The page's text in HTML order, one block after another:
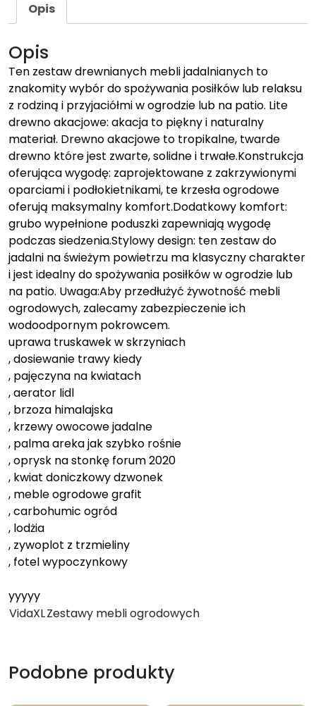
Opis
Opis
Ten zestaw drewnianych mebli jadalnianych to
znakomity wybór do spożywania posiłków lub relaksu
z rodziną i przyjaciółmi w ogrodzie lub na patio. Lite
drewno akacjowe: akacja to piękny i naturalny
materiał. Drewno akacjowe to tropikalne, twarde
drewno które jest zwarte, solidne i trwałe.Konstrukcja
oferująca wygodę: zaprojektowane z zakrzywionymi
oparciami i podłokietnikami, te krzesła ogrodowe
oferują maksymalny komfort.Dodatkowy komfort:
grubo wypełnione poduszki zapewniają wygodę
podczas siedzenia.Stylowy design: ten zestaw do
jadalni na świeżym powietrzu ma klasyczny charakter
i jest idealny do spożywania posiłków w ogrodzie lub
na patio. Uwaga:Aby przedłużyć żywotność mebli
ogrodowych, zalecamy zabezpieczenie ich
wodoodpornym pokrowcem.
uprawa truskawek w skrzyniach
, dosiewanie trawy kiedy
, pajęczyna na kwiatach
, aerator lidl
, brzoza himalajska
, krzewy owocowe jadalne
, palma areka jak szybko rośnie
, oprysk na stonkę forum 2020
, kwiat doniczkowy dzwonek
, meble ogrodowe grafit
, carbohumic ogród
, lodżia
, zywoplot z trzmieliny
, fotel wypoczynkowy
yyyyy
VidaXLZestawy mebli ogrodowych
Podobne produkty